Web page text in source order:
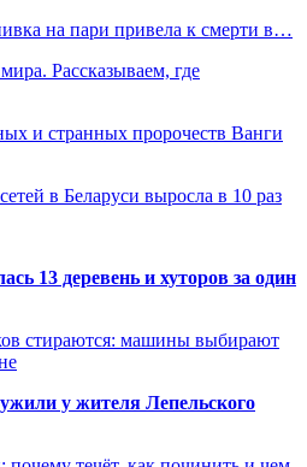
на пари привела к смерти в…
Рассказываем, где
и странных пророчеств Ванги
в Беларуси выросла в 10 раз
13 деревень и хуторов за один
стираются: машины выбирают
у жителя Лепельского